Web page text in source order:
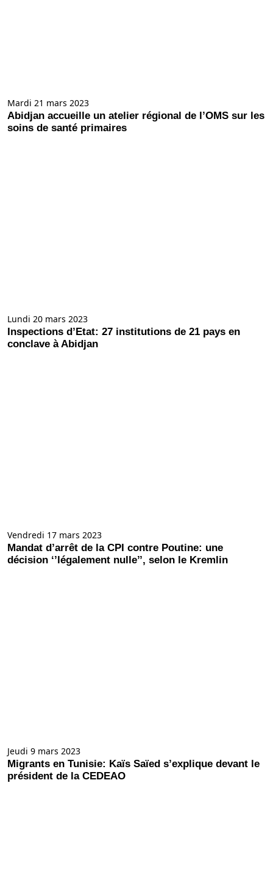
Mardi 21 mars 2023
Abidjan accueille un atelier régional de l’OMS sur les
soins de santé primaires
Lundi 20 mars 2023
Inspections d’Etat: 27 institutions de 21 pays en
conclave à Abidjan
Vendredi 17 mars 2023
Mandat d’arrêt de la CPI contre Poutine: une
décision ‘’légalement nulle’’, selon le Kremlin
Jeudi 9 mars 2023
Migrants en Tunisie: Kaïs Saïed s’explique devant le
président de la CEDEAO